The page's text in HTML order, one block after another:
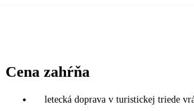
Cena zahŕňa
letecká doprava v turistickej triede